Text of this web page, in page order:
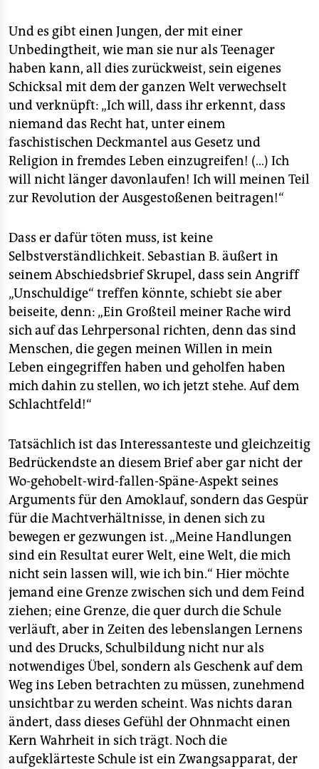
Und es gibt einen Jungen, der mit einer
Unbedingtheit, wie man sie nur als Teenager
haben kann, all dies zurückweist, sein eigenes
Schicksal mit dem der ganzen Welt verwechselt
und verknüpft: „Ich will, dass ihr erkennt, dass
niemand das Recht hat, unter einem
faschistischen Deckmantel aus Gesetz und
Religion in fremdes Leben einzugreifen! (…) Ich
will nicht länger davonlaufen! Ich will meinen Teil
zur Revolution der Ausgestoßenen beitragen!“
Dass er dafür töten muss, ist keine
Selbstverständlichkeit. Sebastian B. äußert in
seinem Abschiedsbrief Skrupel, dass sein Angriff
„Unschuldige“ treffen könnte, schiebt sie aber
beiseite, denn: „Ein Großteil meiner Rache wird
sich auf das Lehrpersonal richten, denn das sind
Menschen, die gegen meinen Willen in mein
Leben eingegriffen haben und geholfen haben
mich dahin zu stellen, wo ich jetzt stehe. Auf dem
Schlachtfeld!“
Tatsächlich ist das Interessanteste und gleichzeitig
Bedrückendste an diesem Brief aber gar nicht der
Wo-gehobelt-wird-fallen-Späne-Aspekt seines
Arguments für den Amoklauf, sondern das Gespür
für die Machtverhältnisse, in denen sich zu
bewegen er gezwungen ist. „Meine Handlungen
sind ein Resultat eurer Welt, eine Welt, die mich
nicht sein lassen will, wie ich bin.“ Hier möchte
jemand eine Grenze zwischen sich und dem Feind
ziehen; eine Grenze, die quer durch die Schule
verläuft, aber in Zeiten des lebenslangen Lernens
und des Drucks, Schulbildung nicht nur als
notwendiges Übel, sondern als Geschenk auf dem
Weg ins Leben betrachten zu müssen, zunehmend
unsichtbar zu werden scheint. Was nichts daran
ändert, dass dieses Gefühl der Ohnmacht einen
Kern Wahrheit in sich trägt. Noch die
aufgeklärteste Schule ist ein Zwangsapparat, der